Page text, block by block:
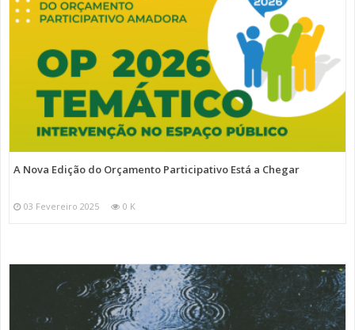
A Nova Edição do Orçamento Participativo Está a Chegar
03 Fevereiro 2025 0 K